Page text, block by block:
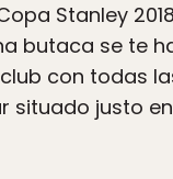
Stanley
butaca se te
con todas
situado justo